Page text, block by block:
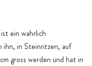
ein wahrlich
ihn, in Steinritzen, auf
gross werden und hat in